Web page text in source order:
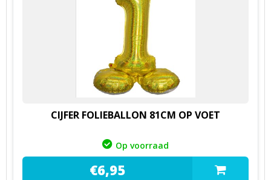
CIJFER FOLIEBALLON 81CM OP VOET
Op voorraad
€6,95